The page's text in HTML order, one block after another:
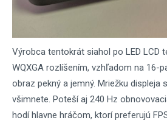
Výrobca tentokrát siahol po LED LCD
WQXGA rozlíšením, vzhľadom na 16-
obraz pekný a jemný. Mriežku displeja
všimnete. Poteší aj 240 Hz
hodí hlavne hráčom, ktorí preferujú